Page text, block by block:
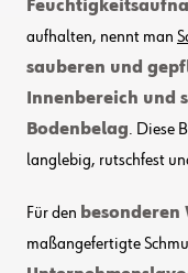
aufhalten, nennt man
sauberen und
Innenbereich und
Bodenbelag. Diese
langlebig, rutschfest
Für den besonderen
maßangefertigte